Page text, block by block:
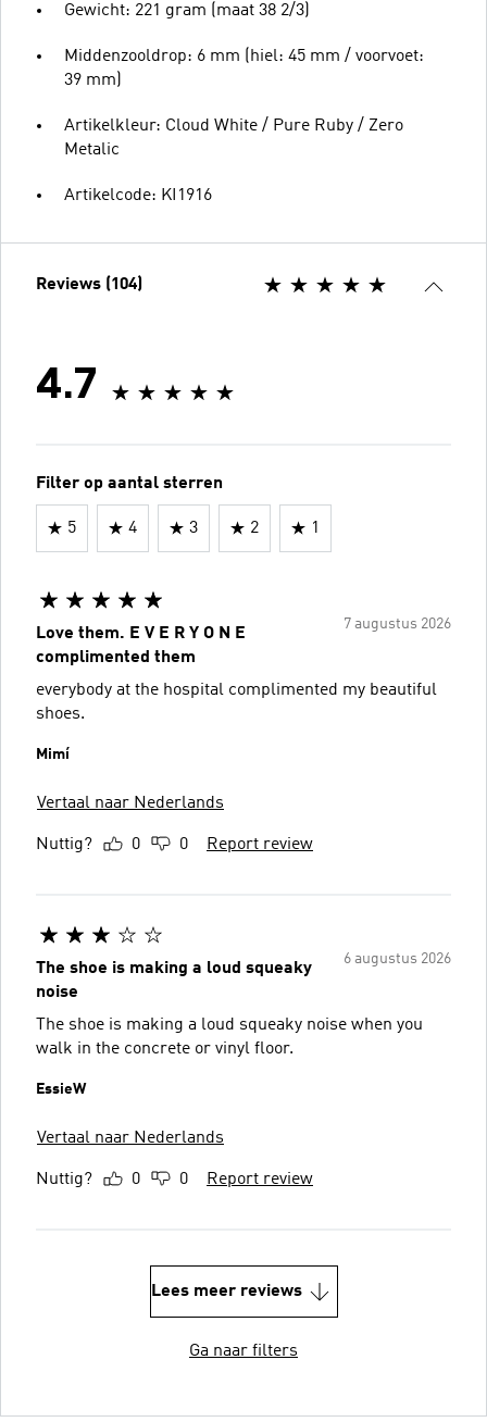
Gewicht: 221 gram (maat 38 2/3)
Middenzooldrop: 6 mm (hiel: 45 mm / voorvoet:
39 mm)
Artikelkleur: Cloud White / Pure Ruby / Zero
Metalic
Artikelcode: KI1916
Reviews (104)
4.7
Filter op aantal sterren
5 4 3 2 1
7 augustus 2026
Love them. E V E R Y O N E
complimented them
everybody at the hospital complimented my beautiful
shoes.
Mimí
Vertaal naar Nederlands
Nuttig? 0 0 Report review
6 augustus 2026
The shoe is making a loud squeaky
noise
The shoe is making a loud squeaky noise when you
walk in the concrete or vinyl floor.
EssieW
Vertaal naar Nederlands
Nuttig? 0 0 Report review
Lees meer reviews
Ga naar filters